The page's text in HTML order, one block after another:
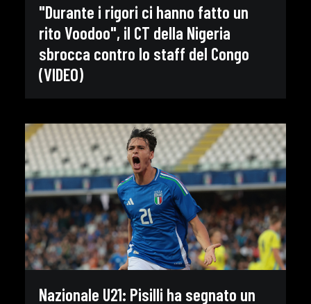
"Durante i rigori ci hanno fatto un
rito Voodoo", il CT della Nigeria
sbrocca contro lo staff del Congo
(VIDEO)
Nazionale U21: Pisilli ha segnato un